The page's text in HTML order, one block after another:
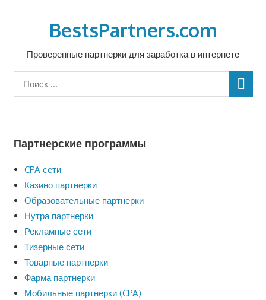
содержимомуBestsPartners.com
Проверенные партнерки для заработка в интернете
Партнерские программы
CPA сети
Казино партнерки
Образовательные партнерки
Нутра партнерки
Рекламные сети
Тизерные сети
Товарные партнерки
Фарма партнерки
Мобильные партнерки (CPA)